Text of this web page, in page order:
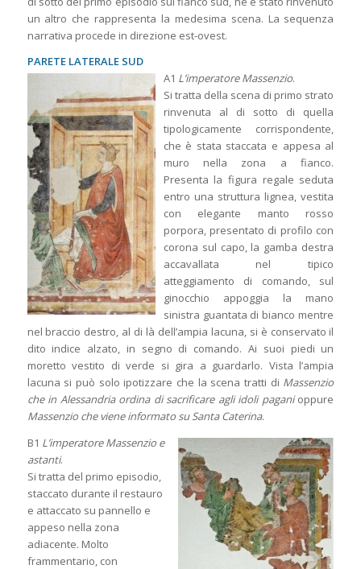
un altro che rappresenta la medesima scena. La sequenza
narrativa procede in direzione est-ovest.
PARETE LATERALE SUD
A1 L’imperatore Massenzio.
Si tratta della scena di primo strato
rinvenuta al di sotto di quella
tipologicamente corrispondente,
che è stata staccata e appesa al
muro nella zona a fianco.
Presenta la figura regale seduta
entro una struttura lignea, vestita
con elegante manto rosso
porpora, presentato di profilo con
corona sul capo, la gamba destra
accavallata nel tipico
atteggiamento di comando, sul
ginocchio appoggia la mano
sinistra guantata di bianco mentre
nel braccio destro, al di là dell’ampia lacuna, si è conservato il
dito indice alzato, in segno di comando. Ai suoi piedi un
moretto vestito di verde si gira a guardarlo. Vista l’ampia
lacuna si può solo ipotizzare che la scena tratti di Massenzio
che in Alessandria ordina di sacrificare agli idoli paganioppure
Massenzio che viene informato su Santa Caterina.
B1 L’imperatore Massenzio e
astanti.
Si tratta del primo episodio,
staccato durante il restauro
e attaccato su pannello e
appeso nella zona
adiacente. Molto
frammentario, con